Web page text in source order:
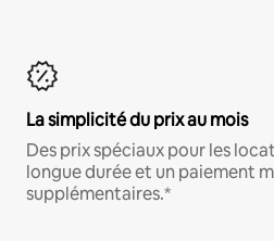
La simplicité du prix au mois
Des prix spéciaux pour les
longue durée et un paiement
supplémentaires.*